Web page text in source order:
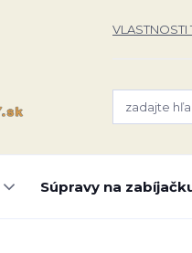
VLASTNOSTI
Súpravy na